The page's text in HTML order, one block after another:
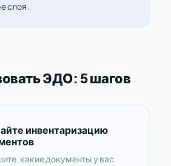
слоя.
ЭДО: 5 шагов
инвентаризацию
какие документы у вас